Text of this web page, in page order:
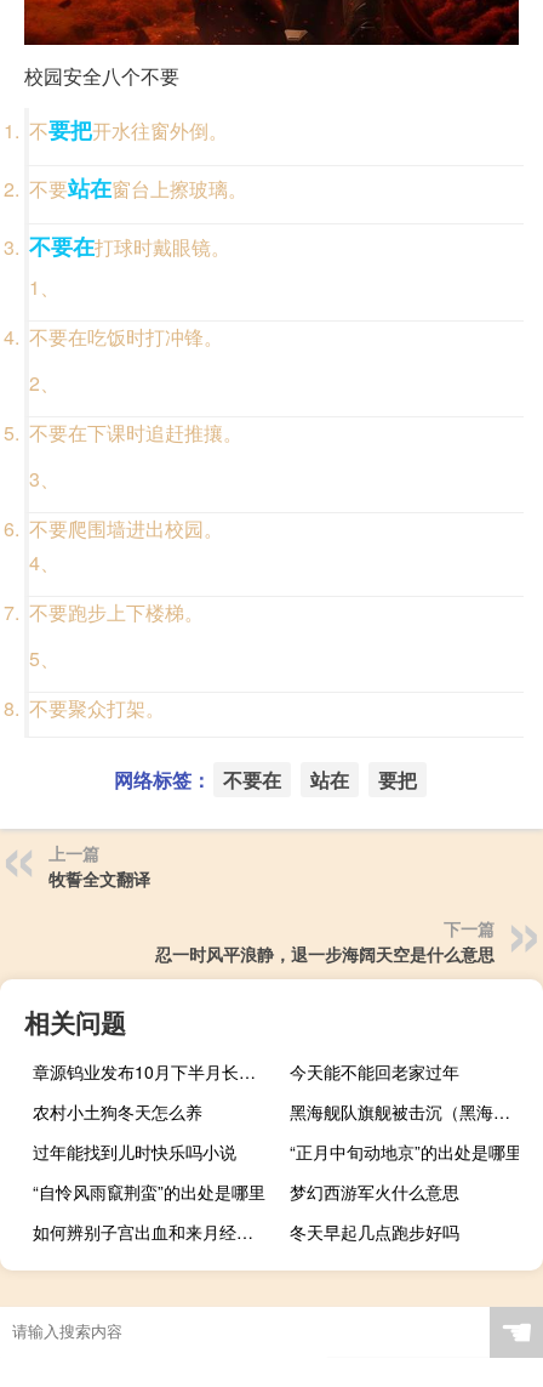
校园安全八个不要
不要把开水往窗外倒。
不要站在窗台上擦玻璃。
不要在打球时戴眼镜。
1、
不要在吃饭时打冲锋。
2、
不要在下课时追赶推攘。
3、
不要爬围墙进出校园。
4、
不要跑步上下楼梯。
5、
不要聚众打架。
网络标签： 不要在 站在 要把
上一篇
牧誓全文翻译
下一篇
忍一时风平浪静，退一步海阔天空是什么意思
相关问题
章源钨业发布10月下半月长单报价
今天能不能回老家过年
农村小土狗冬天怎么养
黑海舰队旗舰被击沉（黑海舰队）
过年能找到儿时快乐吗小说
“正月中旬动地京”的出处是哪里
“自怜风雨竄荆蛮”的出处是哪里
梦幻西游军火什么意思
如何辨别子宫出血和来月经（怎么分辨月经和子宫出血）
冬天早起几点跑步好吗
☚